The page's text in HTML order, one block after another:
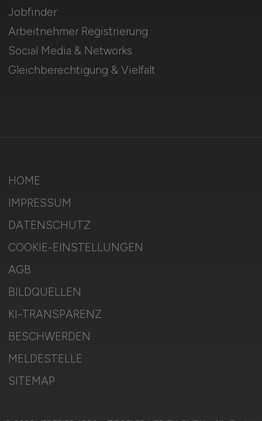
Jobfinder
Arbeitnehmer Registrierung
Social Media & Networks
Gleichberechtigung & Vielfalt
HOME
IMPRESSUM
DATENSCHUTZ
COOKIE-EINSTELLUNGEN
AGB
BILDQUELLEN
KI-TRANSPARENZ
BESCHWERDEN
MELDESTELLE
SITEMAP